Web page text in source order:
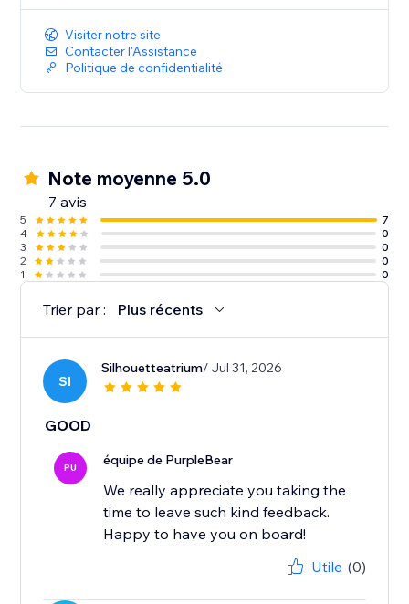
Visiter notre site
Contacter l'Assistance
Politique de confidentialité
Note moyenne 5.0
7 avis
5
7
4
0
3
0
2
0
1
0
Trier par : Plus récents
SI
Silhouetteatrium/ Jul 31, 2026
GOOD
PU équipe de PurpleBear
We really appreciate you taking the
time to leave such kind feedback.
Happy to have you on board!
Utile (0)